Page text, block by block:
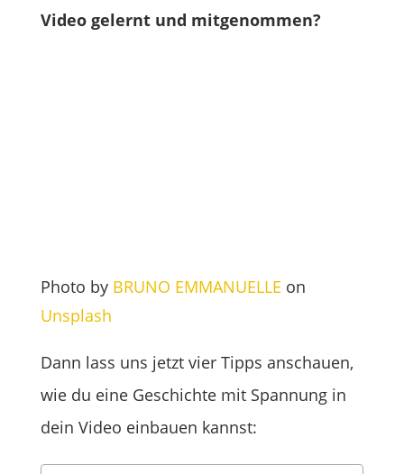
Video gelernt und mitgenommen?
Photo by BRUNO EMMANUELLE on
Unsplash
Dann lass uns jetzt vier Tipps anschauen,
wie du eine Geschichte mit Spannung in
dein Video einbauen kannst: